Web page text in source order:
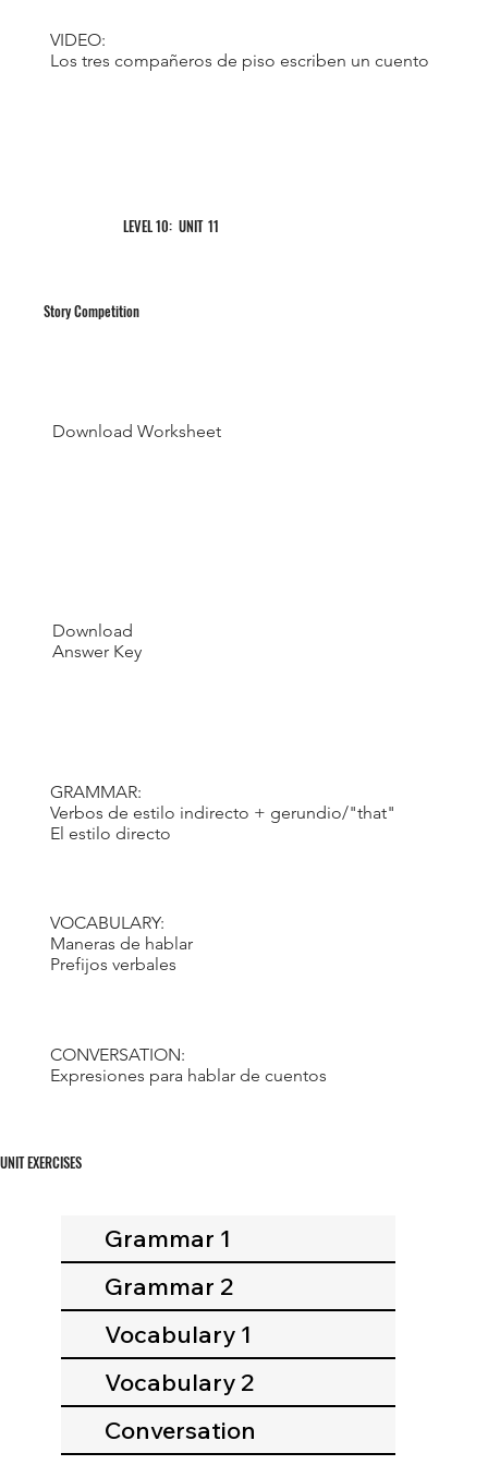
LEVEL 10: UNIT 11
Download Worksheet
Download
Answer Key
Story Competition
VIDEO:
Los tres compañeros de piso escriben un cuento
CONVERSATION:
Expresiones para hablar de cuentos
VOCABULARY:
Maneras de hablar
Prefijos verbales
GRAMMAR:
Verbos de estilo indirecto + gerundio/"that"
El estilo directo
UNIT EXERCISES
Grammar 1
Grammar 2
Vocabulary 1
Vocabulary 2
Conversation